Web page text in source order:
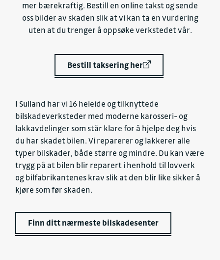
mer bærekraftig. Bestill en online takst og sende
oss bilder av skaden slik at vi kan ta en vurdering
uten at du trenger å oppsøke verkstedet vår.
Bestill taksering her
I Sulland har vi 16 heleide og tilknyttede
bilskadeverksteder med moderne karosseri- og
lakkavdelinger som står klare for å hjelpe deg hvis
du har skadet bilen. Vi reparerer og lakkerer alle
typer bilskader, både større og mindre. Du kan være
trygg på at bilen blir reparert i henhold til lovverk
og bilfabrikantenes krav slik at den blir like sikker å
kjøre som før skaden.
Finn ditt nærmeste bilskadesenter